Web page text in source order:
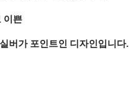
이쁜
버가 포인트인 디자인입니다.